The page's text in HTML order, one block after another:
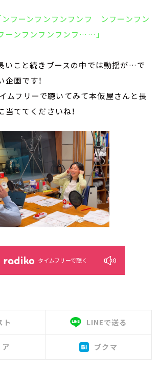
ンフーンフンフンフンフ ンフーンフン
ンフンフンフンフ……」
いこと続きブースの中では動揺が…で
画です！
ムフリーで聴いてみて本仮屋さんと長
ててくださいね！
タイムフリーで聴く
ト LINEで送る
ブクマ